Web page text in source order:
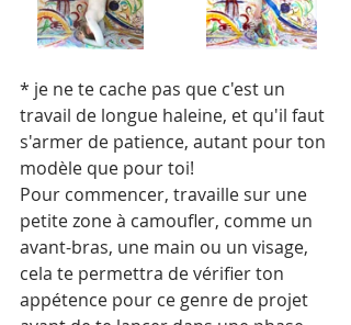
* je ne te cache pas que c'est un
travail de longue haleine, et qu'il faut
s'armer de patience, autant pour ton
modèle que pour toi!
Pour commencer, travaille sur une
petite zone à camoufler, comme un
avant-bras, une main ou un visage,
cela te permettra de vérifier ton
appétence pour ce genre de projet